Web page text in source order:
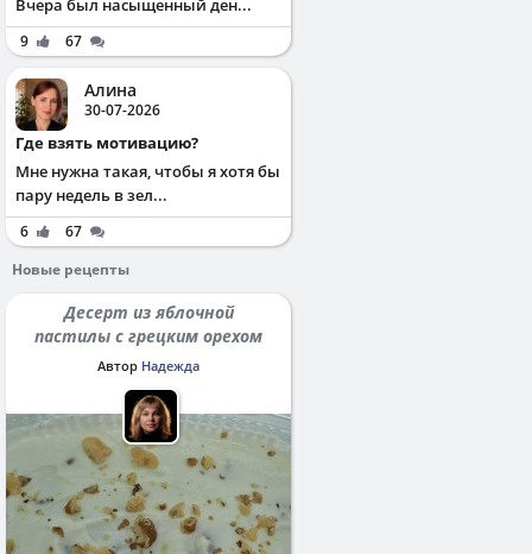
Вчера был насыщенный ден...
9 67
Алина
30-07-2026
Где взять мотивацию?
Мне нужна такая, чтобы я хотя бы
пару недель в зел...
6
67
Новые рецепты
Десерт из яблочной
пастилы с грецким орехом
Автор Надежда